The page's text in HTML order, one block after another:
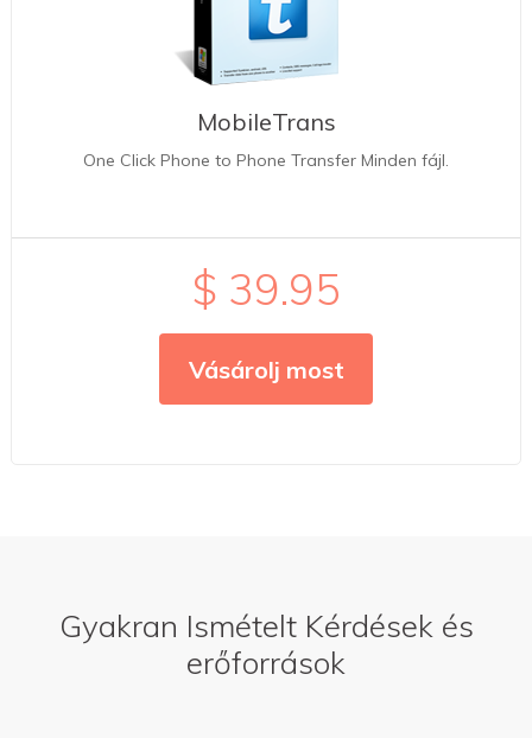
MobileTrans
One Click Phone to Phone Transfer Minden fájl.
$ 39.95
Vásárolj most
Gyakran Ismételt Kérdések és
erőforrások